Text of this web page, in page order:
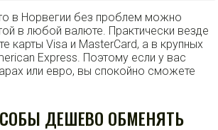
в Норвегии без проблем можно
в любой валюте. Практически везде
карты Visa и MasterCard, а в крупных
Express. Поэтому если у вас
или евро, вы спокойно сможете
ДЕШЕВО ОБМЕНЯТЬ